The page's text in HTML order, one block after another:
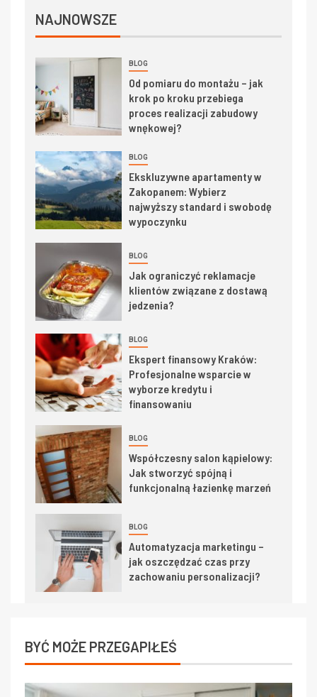
NAJNOWSZE
BLOG
Od pomiaru do montażu – jak
krok po kroku przebiega
proces realizacji zabudowy
wnękowej?
BLOG
Ekskluzywne apartamenty w
Zakopanem: Wybierz
najwyższy standard i swobodę
wypoczynku
BLOG
Jak ograniczyć reklamacje
klientów związane z dostawą
jedzenia?
BLOG
Ekspert finansowy Kraków:
Profesjonalne wsparcie w
wyborze kredytu i
finansowaniu
BLOG
Współczesny salon kąpielowy:
Jak stworzyć spójną i
funkcjonalną łazienkę marzeń
BLOG
Automatyzacja marketingu –
jak oszczędzać czas przy
zachowaniu personalizacji?
BYĆ MOŻE PRZEGAPIŁEŚ